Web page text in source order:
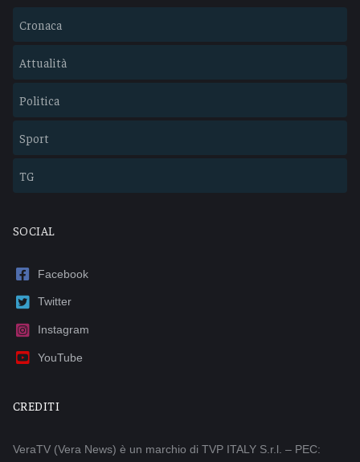
Cronaca
Attualità
Politica
Sport
TG
SOCIAL
Facebook
Twitter
Instagram
YouTube
CREDITI
VeraTV (Vera News) è un marchio di TVP ITALY S.r.l. – PEC: